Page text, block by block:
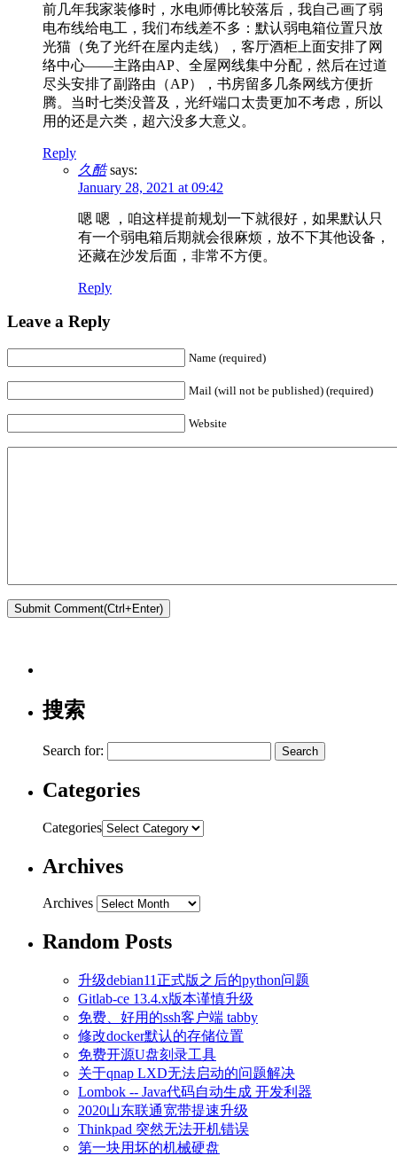
前几年我家装修时，水电师傅比较落后，我自己画了弱
电布线给电工，我们布线差不多：默认弱电箱位置只放
光猫（免了光纤在屋内走线），客厅酒柜上面安排了网
络中心——主路由AP、全屋网线集中分配，然后在过道
尽头安排了副路由（AP），书房留多几条网线方便折
腾。当时七类没普及，光纤端口太贵更加不考虑，所以
用的还是六类，超六没多大意义。
Reply
久酷 says:
January 28, 2021 at 09:42
嗯 嗯 ，咱这样提前规划一下就很好，如果默认只
有一个弱电箱后期就会很麻烦，放不下其他设备，
还藏在沙发后面，非常不方便。
Reply
Leave a Reply
Name (required)
Mail (will not be published) (required)
Website
搜索
Search for:
Categories
Categories
Archives
Archives
Random Posts
升级debian11正式版之后的python问题
Gitlab-ce 13.4.x版本谨慎升级
免费、好用的ssh客户端 tabby
修改docker默认的存储位置
免费开源U盘刻录工具
关于qnap LXD无法启动的问题解决
Lombok -- Java代码自动生成 开发利器
2020山东联通宽带提速升级
Thinkpad 突然无法开机错误
第一块用坏的机械硬盘